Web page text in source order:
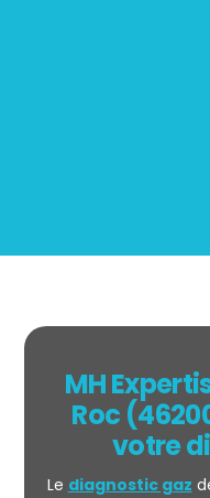
MH
Roc
votre
Le diagnostic gaz